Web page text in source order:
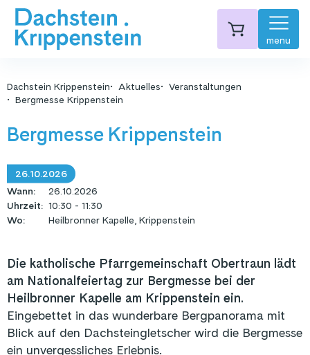
menu
Dachstein Krippenstein Aktuelles
Veranstaltungen
Bergmesse Krippenstein
Bergmesse Krippenstein
26.10.2026
Wann:
26.10.2026
Uhrzeit: 10:30 - 11:30
Wo: Heilbronner Kapelle, Krippenstein
Die katholische Pfarrgemeinschaft Obertraun lädt
am Nationalfeiertag zur Bergmesse bei der
Heilbronner Kapelle am Krippenstein ein.
Eingebettet in das wunderbare Bergpanorama mit
Blick auf den Dachsteingletscher wird die Bergmesse
ein unvergessliches Erlebnis.